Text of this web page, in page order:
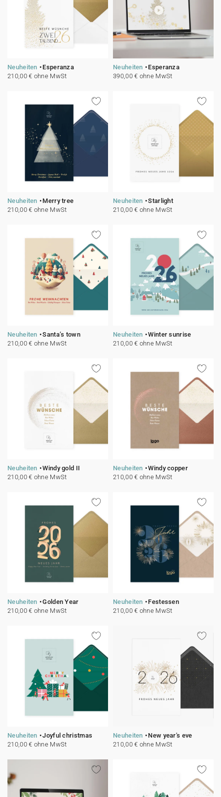
Neuheiten
Esperanza
210,00 € ohne MwSt
Neuheiten
Esperanza
390,00 € ohne MwSt
Neuheiten
Merry tree
210,00 € ohne MwSt
Neuheiten
Starlight
210,00 € ohne MwSt
Neuheiten
Santa’s town
210,00 € ohne MwSt
Neuheiten
Winter sunrise
210,00 € ohne MwSt
Neuheiten
Windy gold II
210,00 € ohne MwSt
Neuheiten
Windy copper
210,00 € ohne MwSt
Neuheiten
Golden Year
210,00 € ohne MwSt
Neuheiten
Festessen
210,00 € ohne MwSt
Neuheiten
Joyful christmas
210,00 € ohne MwSt
Neuheiten
New year's eve
210,00 € ohne MwSt